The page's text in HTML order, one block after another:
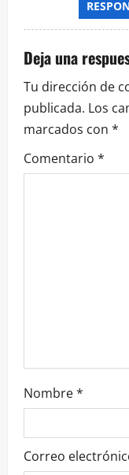
Deja una
Tu dirección de
publicada. Los
marcados con *
Comentario *
Nombre*
Correo